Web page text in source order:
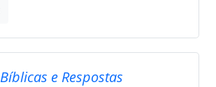
e Respostas